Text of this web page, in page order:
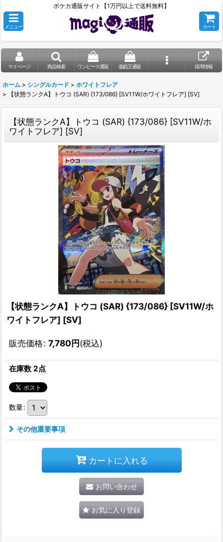
ポケカ通販サイト【1万円以上で送料無料】
メニュー カート
マイページ 商品検索 ワンピース通販 遊戯王通販 採用情報
ホーム > シングルカード > ホワイトフレア
>
【状態ランクA】トウコ (SAR) {173/086} [SV11W/ホワイトフレア] [SV]
【状態ランクA】トウコ (SAR) {173/086} [SV11W/ホ
ワイトフレア] [SV]
【状態ランクA】トウコ (SAR) {173/086} [SV11W/ホ
ワイトフレア] [SV]
販売価格: 7,780円(税込)
在庫数 2点
数量:
その他重要事項
カートに入れる
お問い合わせ
お気に入り登録